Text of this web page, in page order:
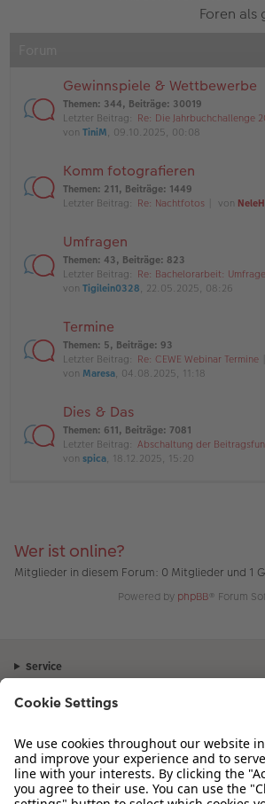
Foren als
Gewinnspiele & Wettbewerbe
Themen: 344, Beiträge: 30019
Letzter Beitrag: Re: Die Jahrbuchchallenge
von TiniM, 09.10.2025, 00:08
Komm fotografieren
Themen: 211, Beiträge: 1449
Letzter Beitrag: Re: Nachtfotos von
Umfragen
Themen: 43, Beiträge: 823
Letzter Beitrag: Re: Bachelorarbeit:
von Tigilein0328, 22.05.2025, 08:26
Termine
Themen: 5, Beiträge: 93
Letzter Beitrag: Re: CEWE Webinar Termine
von Maresa, 04.08.2025, 11:18
Dies & Das
Themen: 611, Beiträge: 7081
Letzter Beitrag: Abschaltung der
von spica, 18.12.2025, 15:20
Wer ist online?
Mitglieder in diesem Forum: 0 Mitglieder und 1
Powered by phpBB® Forum
Service
Sortiment